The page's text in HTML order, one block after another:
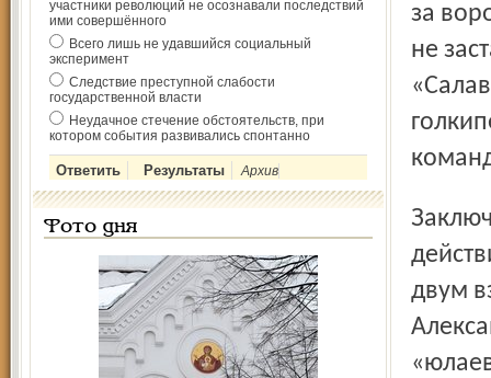
участники революций не осознавали последствий
ими совершённого
Всего лишь не удавшийся социальный
эксперимент
Следствие преступной слабости
государственной власти
Неудачное стечение обстоятельств, при
котором события развивались спонтанно
Архив
Фото дня
за
не
Заключительный отрезок встречи начался с активных
двум